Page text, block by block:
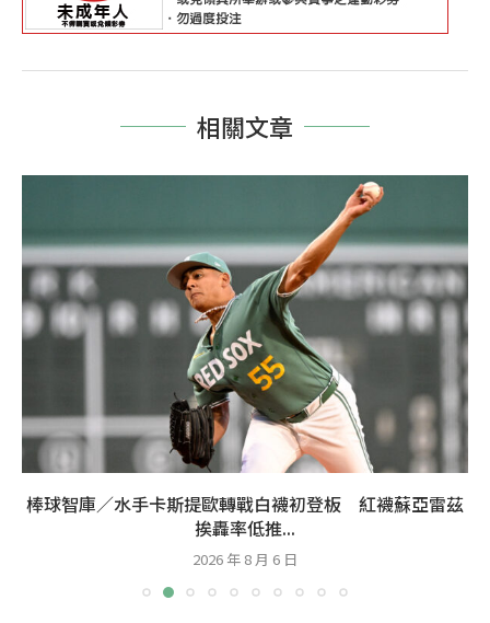
相關文章
棒球智庫／紅襪近1個半月勝率8成 白襪柏克開啟賽揚模
式拼小分
2026 年 8 月 5 日